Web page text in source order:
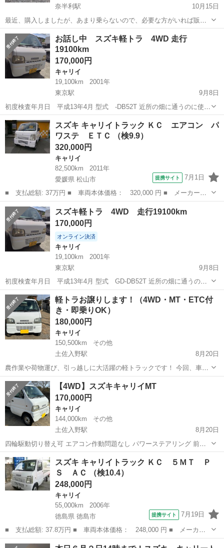
奈半利駅
10月15日
最近、購入しましたが、あまり乗らないので、必要な方がいれば販売
します。5MT.4wdです。エアコン良く冷えます。マフラー変えてま
す。純正マフラー、純正タイヤあります。タダノ500キロ吊り油圧クレ
ーン付き。車検は9年４月まであ...
高知 安芸郡 奈半利駅 キャリイ
お話し中 スズキ軽トラ 4WD 走行
19100km
170,000円
キャリイ
19,100km
2001年
東京駅
9月8日
初度検査年月日 平成13年4月 型式 -DB52T 近所の畑に通うのに使う
くらいでした。 基本車庫に入れていたので綺麗な方だと思います。 昨
年末エアコンが効かなくなりました。 車検が今年4月で切れていま
す。 現状でかまわな...
高知 吾川郡 東京駅 キャリイ 軽トラ
スズキ キャリイトラック ＫＣ エアコン パ
ワステ ＥＴＣ （検9.9）
320,000円
キャリイ
82,500km
2011年
愛媛県 松山市
提携サイト 7月1日
■ 支払総額: 37万円 ■ 車両本体価格： 320,000 円 ■ メーカー
名： スズキ ■ 車種名： キャリイトラック ■ グレード名： Ｋ
Ｃ エアコン パワステ ＥＴＣ ■ 排気量： 660cc ■ ドア枚
数： 2D...
愛媛 松山市 キャリイ
スズキ軽トラ 4WD 走行19100km
170,000円
オンライン決済
キャリイ
19,100km
2001年
東京駅
9月8日
初度検査年月日 平成13年4月 型式 GD-DB52T 近所の畑に通うのに
使うくらいでした。 基本車庫に入れていたので綺麗な方だと思いま
す。 昨年末エアコンが効かなくなりました。 車検が今年4月で切れて
います。 現状でかま...
高知 吾川郡 東京駅 キャリイ
軽トラお譲りします！（4WD・MT・ETC付
き・即乗りOK）
180,000円
キャリイ
150,500km
その他
土佐入野駅
8月20日
農作業や荷物運び、引っ越しに大活躍の軽トラックです！ 今回、車の
乗り換えのため大切にしてきた軽トラをお譲りします。 ✅ ポイント
・車検たっぷり1年9ヶ月 ・ETC付き ・パワーステアリング付きで運転
ラクラク ・エアコン効...
高知 幡多郡 土佐入野駅 キャリイ
【4WD】スズキキャリイMT
170,000円
キャリイ
144,000km
その他
土佐入野駅
8月20日
四輪駆動切り替え可 エアコン作動問題なし パワーステアリング 前照
灯LED交換済み 型式：GD-DB52T 登録：平成13年 車検：令和7年6月
23日まで 自賠責：令和7年7月23日まで 走行：144,000km...
高知 幡多郡 土佐入野駅 キャリイ
スズキ キャリイトラック ＫＣ ５ＭＴ Ｐ
Ｓ ＡＣ （検10.4）
248,000円
キャリイ
55,000km
2006年
徳島県 徳島市
提携サイト 7月19日
■ 支払総額: 37.8万円 ■ 車両本体価格： 248,000 円 ■ メーカー
名： スズキ ■ 車種名： キャリイトラック ■ グレード名： Ｋ
徳島 徳島市 キャリイ